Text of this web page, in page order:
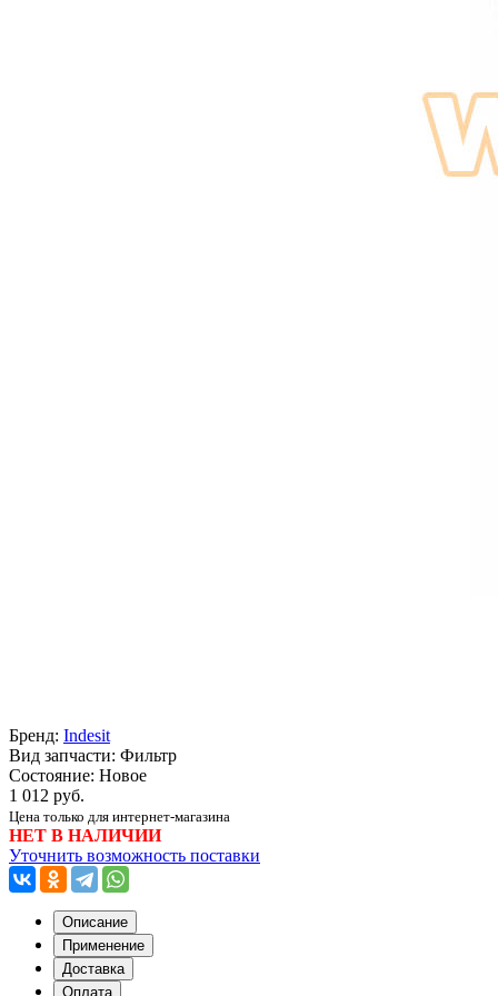
Бренд: Indesit
Вид запчасти: Фильтр
Состояние: Новое
1 012 руб.
Цена только для интернет-магазина
НЕТ В НАЛИЧИИ
Уточнить возможность поставки
Описание
Применение
Доставка
Оплата